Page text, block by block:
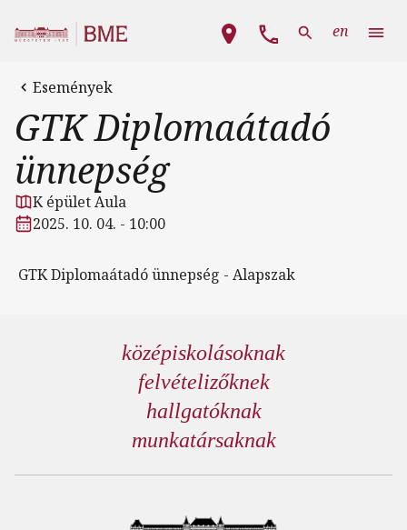
Fő navigáció
en
Események
GTK Diplomaátadó
ünnepség
K épület Aula
2025. 10. 04. - 10:00
GTK Diplomaátadó ünnepség - Alapszak
középiskolásoknak
felvételizőknek
hallgatóknak
munkatársaknak